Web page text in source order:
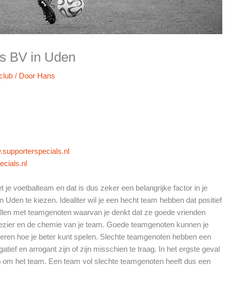
BV in Uden
/ Door Hans
je voetbalteam en dat is dus zeker een belangrijke factor in je
Uden te kiezen. Idealiter wil je een hecht team hebben dat positief
met teamgenoten waarvan je denkt dat ze goede vrienden
en de chemie van je team. Goede teamgenoten kunnen je
hoe je beter kunt spelen. Slechte teamgenoten hebben een
en arrogant zijn of zijn misschien te traag. In het ergste geval
het team. Een team vol slechte teamgenoten heeft dus een